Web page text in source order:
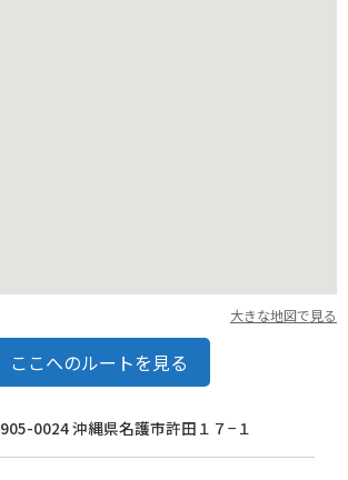
大きな地図で見る
ここへのルートを見る
905-0024 沖縄県名護市許田１７−１